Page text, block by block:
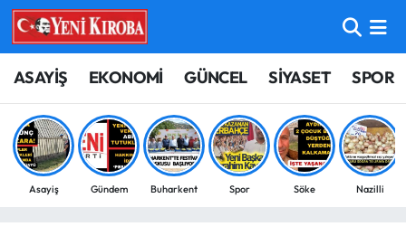
ASAYİŞ EKONOMİ GÜNCEL SİYASET SPOR
Asayiş Gündem Buharkent Spor Söke Nazilli
ASAYİŞ
BİLİM-TEKNOLOJİ
ÇEVRE
Aydın Nöbetçi Eczaneler
Aydın Hava Durumu
Aydin Namaz Vakitleri